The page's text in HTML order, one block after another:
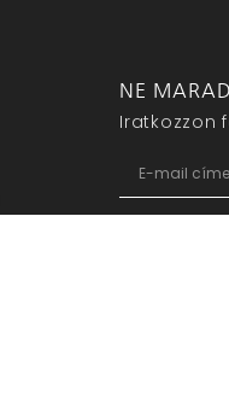
NE
Iratkozzon